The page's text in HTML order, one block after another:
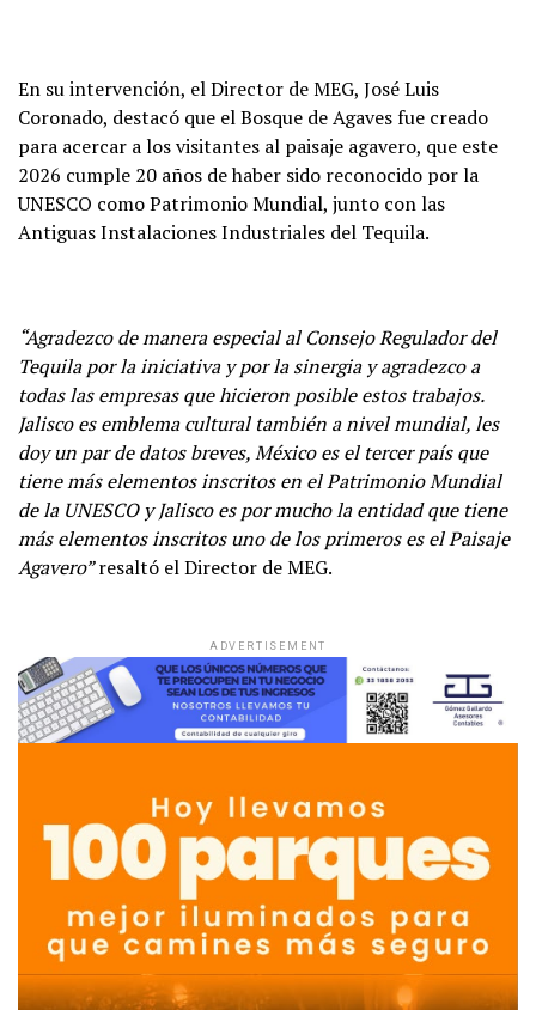
En su intervención, el Director de MEG, José Luis
Coronado, destacó que el Bosque de Agavesfue creado
para acercar a los visitantes al paisaje agavero, que este
2026 cumple 20 años de haber sido reconocido por la
UNESCO como Patrimonio Mundial, junto con las
Antiguas Instalaciones Industriales del Tequila.
“Agradezco de manera especial al Consejo Regulador del
Tequila por la iniciativa ypor la sinergia y agradezco a
todas las empresas que hicieron posible estos trabajos.
Jalisco es emblema cultural también a nivel mundial, les
doy un par dedatos breves, México es el tercer país que
tiene más elementos inscritos en elPatrimonio Mundial
de la UNESCO y Jalisco es por mucho la entidad que tiene
máselementos inscritos uno de los primeros es el Paisaje
Agavero”resaltó el Director de MEG.
ADVERTISEMENT